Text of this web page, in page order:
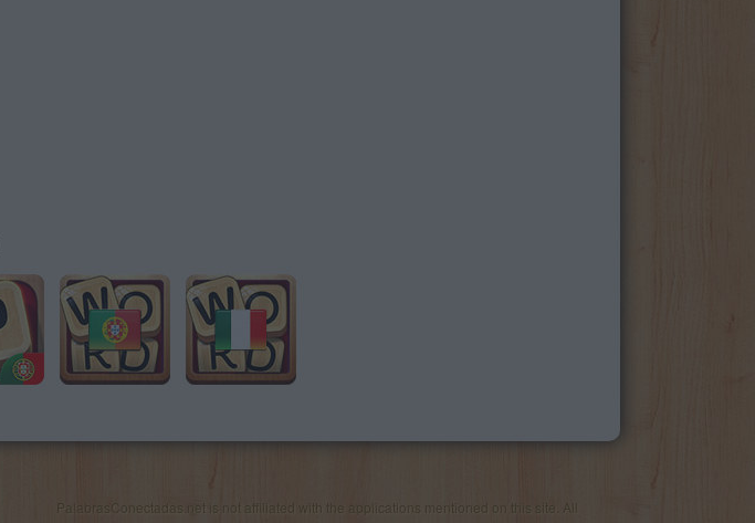
PalabrasConectadas.net is not affiliated with the applications mentioned on this site. All